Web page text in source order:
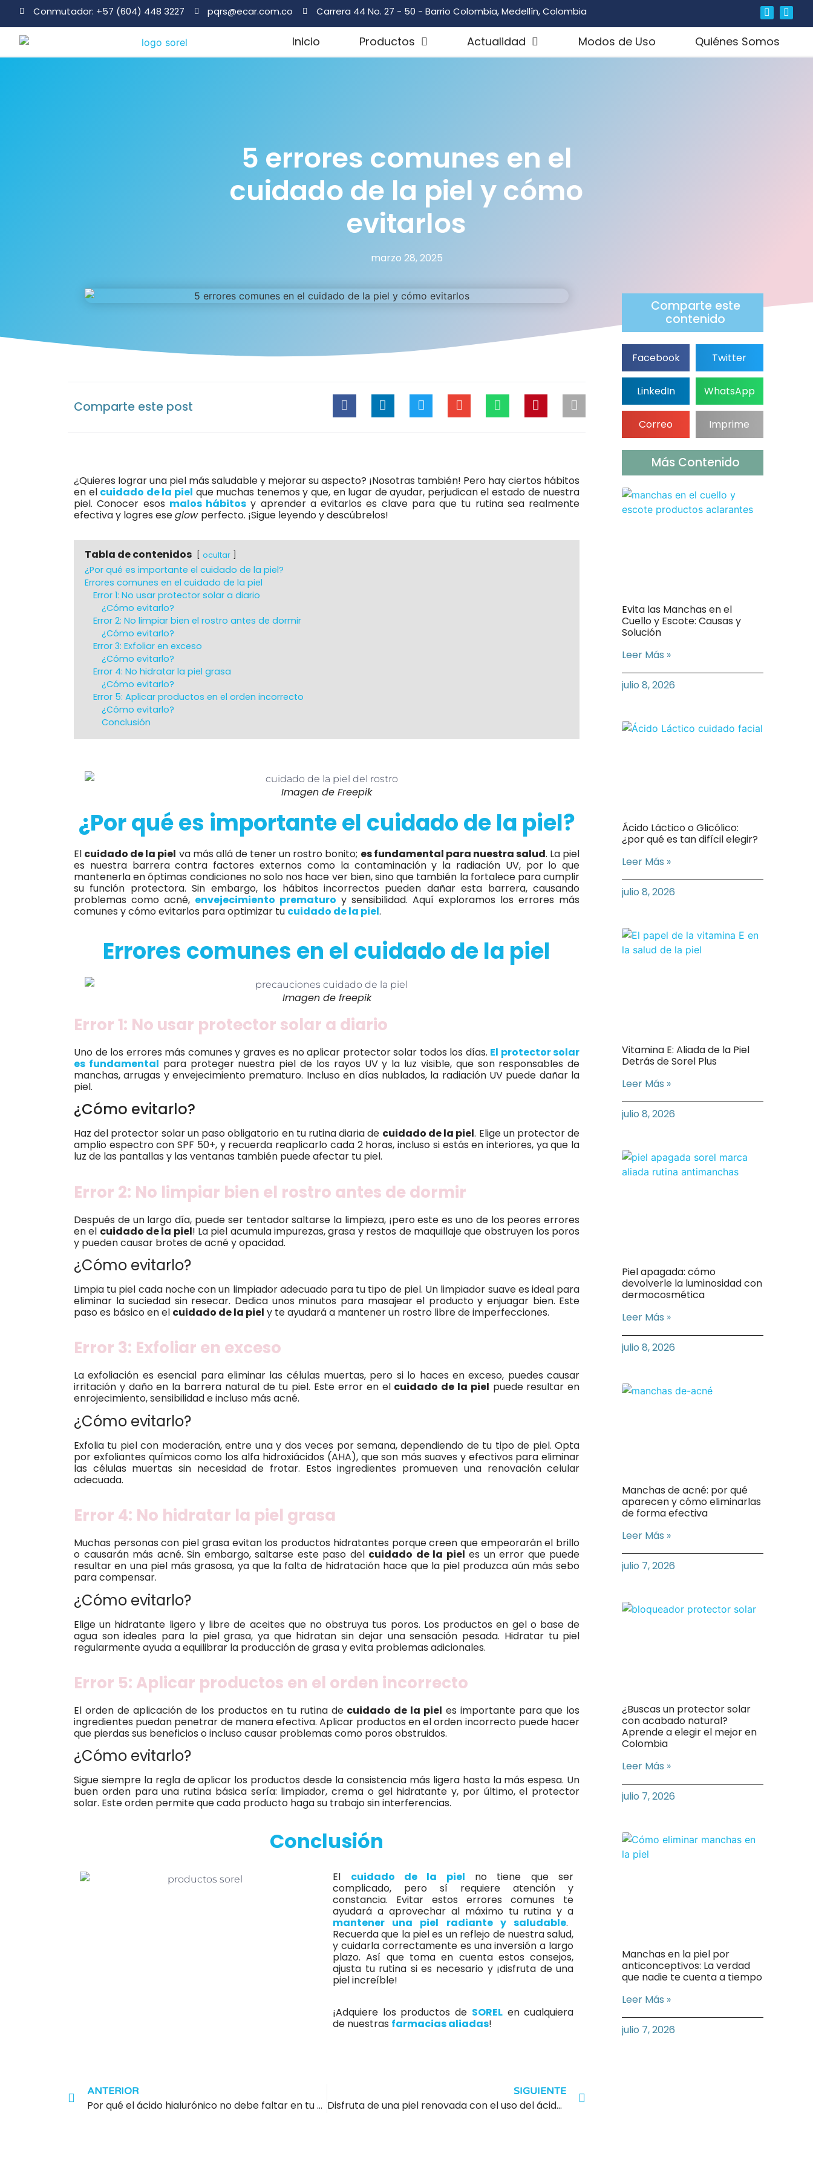
Conmutador: +57 (604) 448 3227 pqrs@ecar.com.co Carrera 44 No. 27 - 50 - Barrio Colombia, Medellín, Colombia
Inicio Productos Actualidad Modos de Uso Quiénes Somos
5 errores comunes en el
cuidado de la piel y cómo
evitarlos
marzo 28, 2025
Comparte este post
¿Quieres lograr una piel más saludable y mejorar su aspecto? ¡Nosotras también! Pero hay ciertos hábitos
en el cuidado de la piel que muchas tenemos y que, en lugar de ayudar, perjudican el estado de nuestra
piel. Conocer esos malos hábitos y aprender a evitarlos es clave para que tu rutina sea realmente
efectiva y logres eseglow perfecto. ¡Sigue leyendo y descúbrelos!
Tabla de contenidos ocultar
¿Por qué es importante el cuidado de la piel?
Errores comunes en el cuidado de la piel
Error 1: No usar protector solar a diario
¿Cómo evitarlo?
Error 2: No limpiar bien el rostro antes de dormir
¿Cómo evitarlo?
Error 3: Exfoliar en exceso
¿Cómo evitarlo?
Error 4: No hidratar la piel grasa
¿Cómo evitarlo?
Error 5: Aplicar productos en el orden incorrecto
¿Cómo evitarlo?
Conclusión
Imagen de Freepik
¿Por qué es importante el cuidado de la piel?
El cuidado de la piel va más allá de tener un rostro bonito; es fundamental para nuestra salud. La piel
es nuestra barrera contra factores externos como la contaminación y la radiación UV, por lo que
mantenerla en óptimas condiciones no solo nos hace ver bien, sino que también la fortalece para cumplir
su función protectora. Sin embargo, los hábitos incorrectos pueden dañar esta barrera, causando
problemas como acné, envejecimiento prematuro y sensibilidad. Aquí exploramos los errores más
comunes y cómo evitarlos para optimizar tu cuidado de la piel.
Errores comunes en el cuidado de la piel
Imagen de freepik
Error 1: No usar protector solar a diario
Uno de los errores más comunes y graves es no aplicar protector solar todos los días. El protector solar
es fundamental para proteger nuestra piel de los rayos UV y la luz visible, que son responsables de
manchas, arrugas y envejecimiento prematuro. Incluso en días nublados, la radiación UV puede dañar la
piel.
¿Cómo evitarlo?
Haz del protector solar un paso obligatorio en tu rutina diaria de cuidado de la piel. Elige un protector de
amplio espectro con SPF 50+, y recuerda reaplicarlo cada 2 horas, incluso si estás en interiores, ya que la
luz de las pantallas y las ventanas también puede afectar tu piel.
Error 2: No limpiar bien el rostro antes de dormir
Después de un largo día, puede ser tentador saltarse la limpieza, ¡pero este es uno de los peores errores
en el cuidado de la piel! La piel acumula impurezas, grasa y restos de maquillaje que obstruyen los poros
y pueden causar brotes de acné y opacidad.
¿Cómo evitarlo?
Limpia tu piel cada noche con un limpiador adecuado para tu tipo de piel. Un limpiador suave es ideal para
eliminar la suciedad sin resecar. Dedica unos minutos para masajear el producto y enjuagar bien. Este
paso es básico en el cuidado de la piel y te ayudará a mantener un rostro libre de imperfecciones.
Error 3: Exfoliar en exceso
La exfoliación es esencial para eliminar las células muertas, pero si lo haces en exceso, puedes causar
irritación y daño en la barrera natural de tu piel. Este error en el cuidado de la piel puede resultar en
enrojecimiento, sensibilidad e incluso más acné.
¿Cómo evitarlo?
Exfolia tu piel con moderación, entre una y dos veces por semana, dependiendo de tu tipo de piel. Opta
por exfoliantes químicos como los alfa hidroxiácidos (AHA), que son más suaves y efectivos para eliminar
las células muertas sin necesidad de frotar. Estos ingredientes promueven una renovación celular
adecuada.
Error 4: No hidratar la piel grasa
Muchas personas con piel grasa evitan los productos hidratantes porque creen que empeorarán el brillo
o causarán más acné. Sin embargo, saltarse este paso del cuidado de la piel es un error que puede
resultar en una piel más grasosa, ya que la falta de hidratación hace que la piel produzca aún más sebo
para compensar.
¿Cómo evitarlo?
Elige un hidratante ligero y libre de aceites que no obstruya tus poros. Los productos en gel o base de
agua son ideales para la piel grasa, ya que hidratan sin dejar una sensación pesada. Hidratar tu piel
regularmente ayuda a equilibrar la producción de grasa y evita problemas adicionales.
Error 5: Aplicar productos en el orden incorrecto
El orden de aplicación de los productos en tu rutina de cuidado de la piel es importante para que los
ingredientes puedan penetrar de manera efectiva. Aplicar productos en el orden incorrecto puede hacer
que pierdas sus beneficios o incluso causar problemas como poros obstruidos.
¿Cómo evitarlo?
Sigue siempre la regla de aplicar los productos desde la consistencia más ligera hasta la más espesa. Un
buen orden para una rutina básica sería: limpiador, crema o gel hidratante y, por último, el protector
solar. Este orden permite que cada producto haga su trabajo sin interferencias.
Conclusión
El cuidado de la piel no tiene que ser
complicado, pero sí requiere atención y
constancia. Evitar estos errores comunes te
ayudará a aprovechar al máximo tu rutina y a
mantener una piel radiante y saludable.
Recuerda que la piel es un reflejo de nuestra salud,
y cuidarla correctamente es una inversión a largo
plazo. Así que toma en cuenta estos consejos,
ajusta tu rutina si es necesario y ¡disfruta de una
piel increíble!
¡Adquiere los productos de SORELen cualquiera
de nuestras farmacias aliadas!
ANTERIOR
Por qué el ácido hialurónico no debe faltar en tu skincare
SIGUIENTE
Disfruta de una piel renovada con el uso del ácido glicólico
Comparte este
contenido
Facebook Twitter
LinkedIn WhatsApp
Correo Imprime
Más Contenido
Evita las Manchas en el
Cuello y Escote: Causas y
Solución
Leer Más »
julio 8, 2026
Ácido Láctico o Glicólico:
¿por qué es tan difícil elegir?
Leer Más »
julio 8, 2026
Vitamina E: Aliada de la Piel
Detrás de Sorel Plus
Leer Más »
julio 8, 2026
Piel apagada: cómo
devolverle la luminosidad con
dermocosmética
Leer Más »
julio 8, 2026
Manchas de acné: por qué
aparecen y cómo eliminarlas
de forma efectiva
Leer Más »
julio 7, 2026
¿Buscas un protector solar
con acabado natural?
Aprende a elegir el mejor en
Colombia
Leer Más »
julio 7, 2026
Manchas en la piel por
anticonceptivos: La verdad
que nadie te cuenta a tiempo
Leer Más »
julio 7, 2026